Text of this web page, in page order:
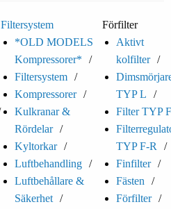
Filtersystem
*OLD MODELS
Kompressorer*
Filtersystem
Kompressorer
Kulkranar &
Rördelar
Kyltorkar
Luftbehandling
Luftbehållare &
Säkerhet
Förfilter
Aktivt
kolfilter
TYP L
Filter TYP F
TYP F-R
Finfilter
Fästen
Förfilter